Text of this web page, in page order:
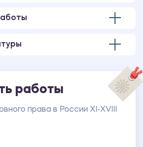
работы
права в России ХI-ХVIII